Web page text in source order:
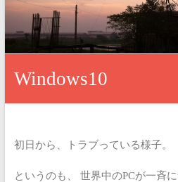
Windows10
初日から、トラブっている様子。
というのも、
世界中のPCが一斉